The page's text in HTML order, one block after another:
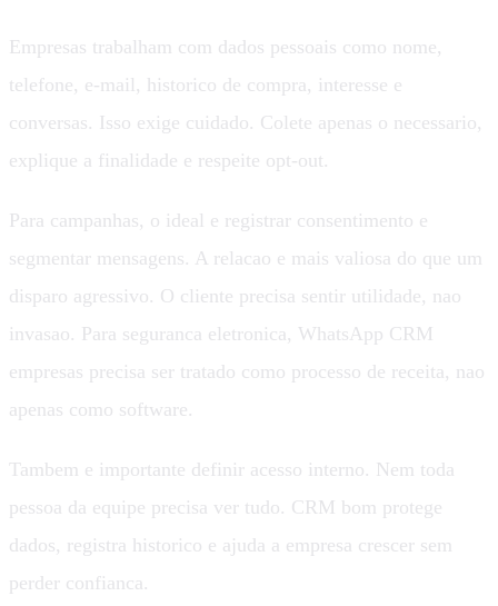
Empresas trabalham com dados pessoais como nome,
telefone, e-mail, historico de compra, interesse e
conversas. Isso exige cuidado. Colete apenas o necessario,
explique a finalidade e respeite opt-out.
Para campanhas, o ideal e registrar consentimento e
segmentar mensagens. A relacao e mais valiosa do que um
disparo agressivo. O cliente precisa sentir utilidade, nao
invasao. Para seguranca eletronica, WhatsApp CRM
empresas precisa ser tratado como processo de receita, nao
apenas como software.
Tambem e importante definir acesso interno. Nem toda
pessoa da equipe precisa ver tudo. CRM bom protege
dados, registra historico e ajuda a empresa crescer sem
perder confianca.